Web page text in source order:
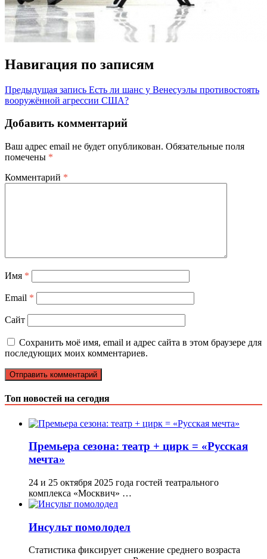
Навигация по записям
Предыдущая запись Есть ли шанс у Венесуэлы противостоять
вооружённой агрессии США?
Добавить комментарий
Ваш адрес email не будет опубликован. Обязательные поля
помечены *
Комментарий *
Имя *
Email *
Сайт
Сохранить моё имя, email и адрес сайта в этом браузере для
последующих моих комментариев.
Топ новостей на сегодня
Премьера сезона: театр + цирк = «Русская
мечта»
24 и 25 октября 2025 года гостей театрального
комплекса «Москвич» …
Инсульт помолодел
Статистика фиксирует снижение среднего возраста